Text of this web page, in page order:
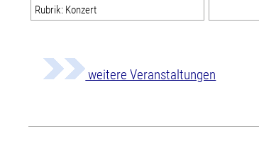
Rubrik: Konzert
weitere Veranstaltungen